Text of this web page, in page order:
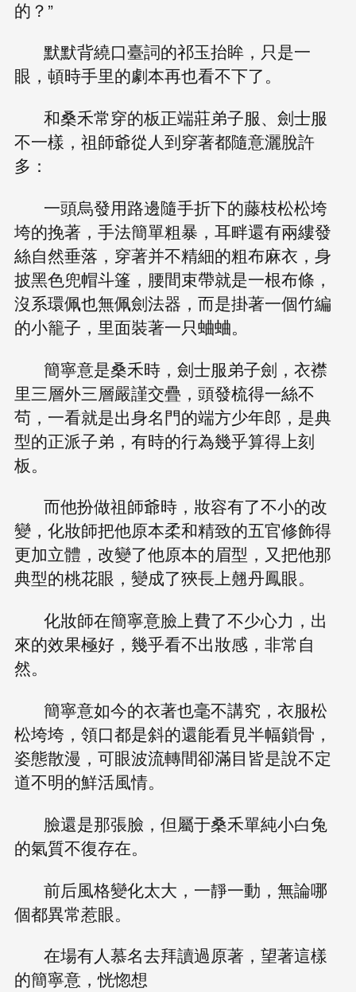
的？”
默默背繞口臺詞的祁玉抬眸，只是一
眼，頓時手里的劇本再也看不下了。
和桑禾常穿的板正端莊弟子服、劍士服
不一樣，祖師爺從人到穿著都隨意灑脫許
多：
一頭烏發用路邊隨手折下的藤枝松松垮
垮的挽著，手法簡單粗暴，耳畔還有兩縷發
絲自然垂落，穿著并不精細的粗布麻衣，身
披黑色兜帽斗篷，腰間束帶就是一根布條，
沒系環佩也無佩劍法器，而是掛著一個竹編
的小籠子，里面裝著一只蛐蛐。
簡寧意是桑禾時，劍士服弟子劍，衣襟
里三層外三層嚴謹交疊，頭發梳得一絲不
茍，一看就是出身名門的端方少年郎，是典
型的正派子弟，有時的行為幾乎算得上刻
板。
而他扮做祖師爺時，妝容有了不小的改
變，化妝師把他原本柔和精致的五官修飾得
更加立體，改變了他原本的眉型，又把他那
典型的桃花眼，變成了狹長上翹丹鳳眼。
化妝師在簡寧意臉上費了不少心力，出
來的效果極好，幾乎看不出妝感，非常自
然。
簡寧意如今的衣著也毫不講究，衣服松
松垮垮，領口都是斜的還能看見半幅鎖骨，
姿態散漫，可眼波流轉間卻滿目皆是說不定
道不明的鮮活風情。
臉還是那張臉，但屬于桑禾單純小白兔
的氣質不復存在。
前后風格變化太大，一靜一動，無論哪
個都異常惹眼。
在場有人慕名去拜讀過原著，望著這樣
的簡寧意，恍惚想